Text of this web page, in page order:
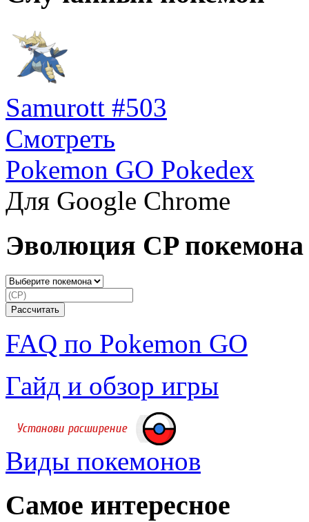
Samurott #503
Смотреть
Pokemon GO Pokedex
Для Google Chrome
Эволюция CP покемона
FAQ по Pokemon GO
Гайд и обзор игры
Виды покемонов
Самое интересное